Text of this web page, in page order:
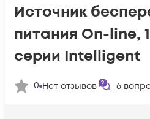
Источник
питания On-line,
серии Intelligent
0 Нет отзывов 6